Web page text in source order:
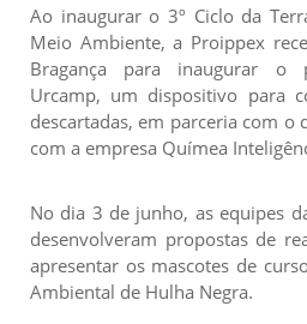
Ao inaugurar o 3º Ciclo da
Meio Ambiente, a Proippex
Bragança para inaugurar o
Urcamp, um dispositivo para
descartadas, em parceria com
com a empresa Químea
No dia 3 de junho, as equipes
desenvolveram propostas de
apresentar os mascotes de
Ambiental de Hulha Negra.